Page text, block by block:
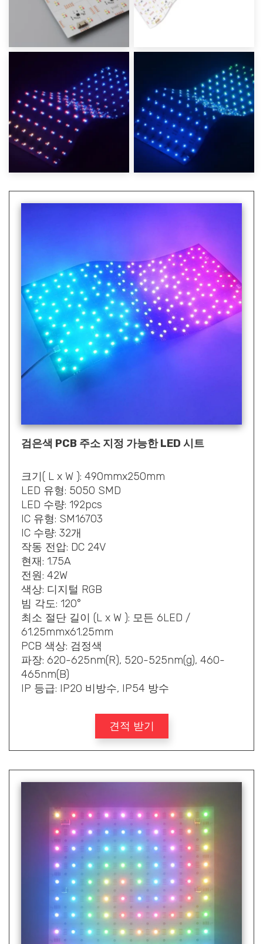
검은색 PCB 주소 지정 가능한 LED 시트
크기( L x W ): 490mmx250mm
LED 유형: 5050 SMD
LED 수량: 192pcs
IC 유형: SM16703
IC 수량: 32개
작동 전압: DC 24V
현재: 1.75A
전원: 42W
색상: 디지털 RGB
빔 각도: 120°
최소 절단 길이 (L x W ): 모든 6LED /
61.25mmx61.25mm
PCB 색상: 검정색
파장: 620-625nm(R), 520-525nm(g), 460-
465nm(B)
IP 등급: IP20 비방수, IP54 방수
견적 받기